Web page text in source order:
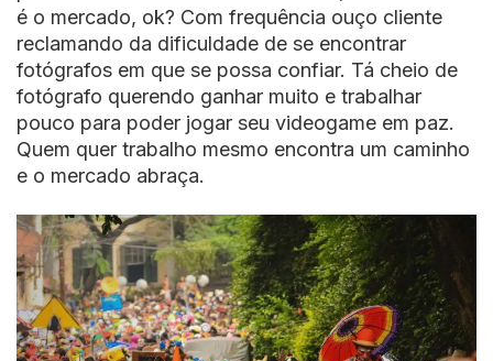
é o mercado, ok? Com frequência ouço cliente
reclamando da dificuldade de se encontrar
fotógrafos em que se possa confiar. Tá cheio de
fotógrafo querendo ganhar muito e trabalhar
pouco para poder jogar seu videogame em paz.
Quem quer trabalho mesmo encontra um caminho
e o mercado abraça.